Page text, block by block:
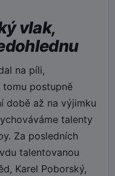
vlak,
na píli,
postupně
době až na výjimku
talenty
Za posledních
talentovanou
Karel Poborský,